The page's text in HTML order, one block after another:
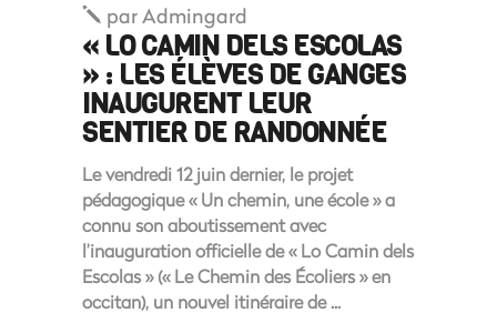
par Admingard
« LO CAMIN DELS ESCOLAS
» : LES ÉLÈVES DE GANGES
INAUGURENT LEUR
SENTIER DE RANDONNÉE
Le vendredi 12 juin dernier, le projet
pédagogique « Un chemin, une école » a
connu son aboutissement avec
l’inauguration officielle de « Lo Camin dels
Escolas » (« Le Chemin des Écoliers » en
occitan), un nouvel itinéraire de